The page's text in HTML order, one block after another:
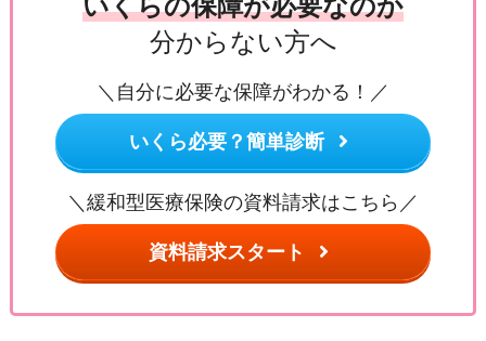
分からない方へ
＼自分に必要な保障がわかる！／
いくら必要？簡単診断
＼緩和型医療保険の資料請求はこちら／
資料請求スタート